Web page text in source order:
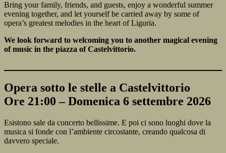
Bring your family, friends, and guests, enjoy a wonderful summer
evening together, and let yourself be carried away by some of
opera’s greatest melodies in the heart of Liguria.
We look forward to welcoming you to another magical evening
of music in the piazza of Castelvittorio.
Opera sotto le stelle a Castelvittorio
Ore 21:00 – Domenica 6 settembre 2026
Esistono sale da concerto bellissime. E poi ci sono luoghi dove la
musica si fonde con l’ambiente circostante, creando qualcosa di
davvero speciale.